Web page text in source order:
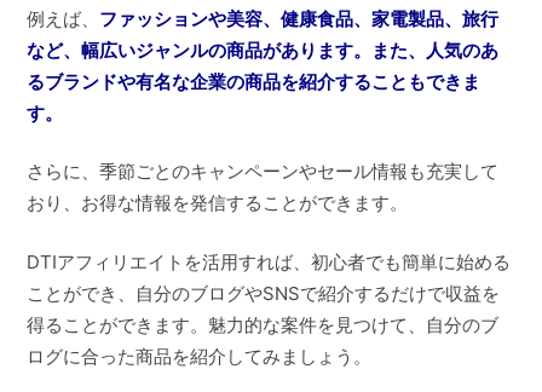
例えば、 ファッションや美容、健康食品、家電製品、旅行
など、幅広いジャンルの商品があります。また、人気のあ
るブランドや有名な企業の商品を紹介することもできま
す。
さらに、季節ごとのキャンペーンやセール情報も充実して
おり、お得な情報を発信することができます。
DTIアフィリエイトを活用すれば、初心者でも簡単に始める
ことができ、自分のブログやSNSで紹介するだけで収益を
得ることができます。魅力的な案件を見つけて、自分のブ
ログに合った商品を紹介してみましょう。